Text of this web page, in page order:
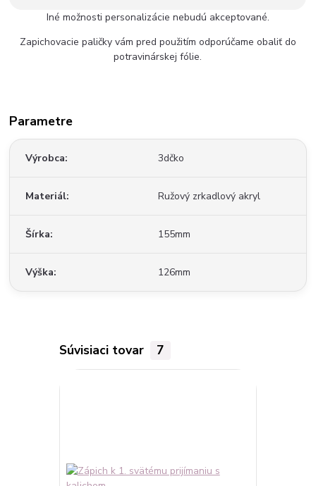
Iné možnosti personalizácie nebudú akceptované.
Zapichovacie paličky vám pred použitím odporúčame obaliť do
potravinárskej fólie.
Parametre
Výrobca 3dčko
Materiál Ružový zrkadlový akryl
Šírka 155mm
Výška 126mm
Súvisiaci tovar 7